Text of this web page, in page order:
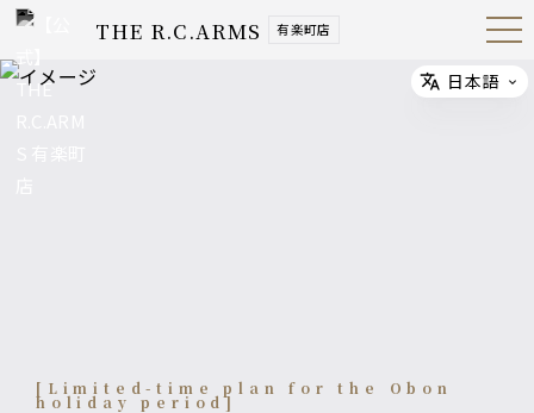
THE R.C.ARMS 有楽町店 Open
Navig
[Limited-time plan for the Obon
holiday period]
Select
日本語